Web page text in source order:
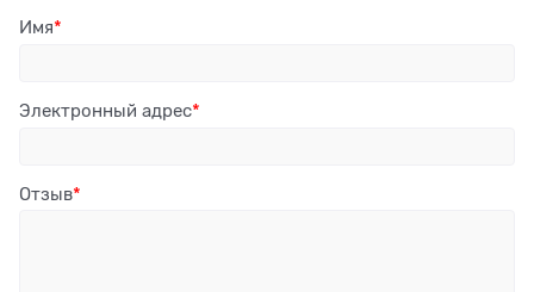
Имя
Электронный адрес
Отзыв